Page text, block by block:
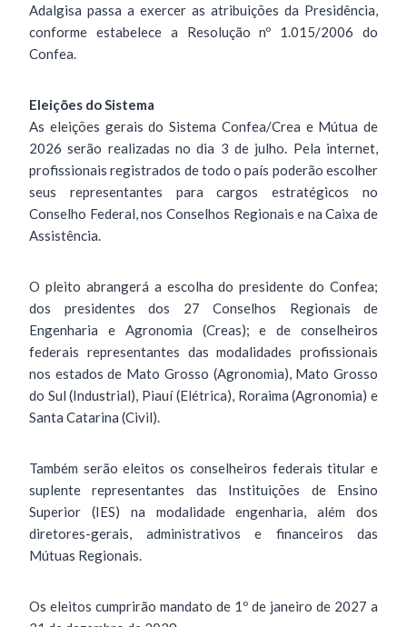
Adalgisa passa a exercer as atribuições da Presidência,
conforme estabelece a Resolução nº 1.015/2006 do
Confea.
Eleições do Sistema
As eleições gerais do Sistema Confea/Crea e Mútua de
2026 serão realizadas no dia 3 de julho. Pela internet,
profissionais registrados de todo o país poderão escolher
seus representantes para cargos estratégicos no
Conselho Federal, nos Conselhos Regionais e na Caixa de
Assistência.
O pleito abrangerá a escolha do presidente do Confea;
dos presidentes dos 27 Conselhos Regionais de
Engenharia e Agronomia (Creas); e de conselheiros
federais representantes das modalidades profissionais
nos estados de Mato Grosso (Agronomia), Mato Grosso
do Sul (Industrial), Piauí (Elétrica), Roraima (Agronomia) e
Santa Catarina (Civil).
Também serão eleitos os conselheiros federais titular e
suplente representantes das Instituições de Ensino
Superior (IES) na modalidade engenharia, além dos
diretores-gerais, administrativos e financeiros das
Mútuas Regionais.
Os eleitos cumprirão mandato de 1º de janeiro de 2027 a